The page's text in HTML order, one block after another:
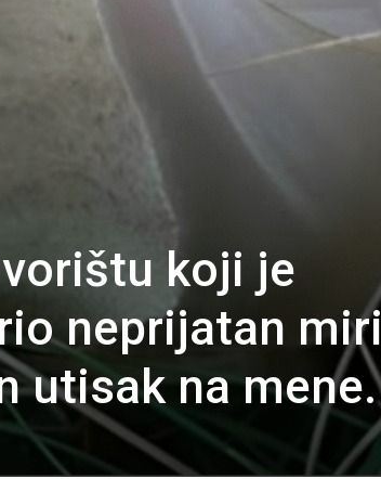
koji je
neprijatan
utisak na mene.